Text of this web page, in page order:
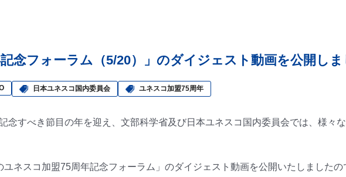
念フォーラム（5/20）」のダイジェスト動画を公開しま
日本ユネスコ国内委員会 ユネスコ加盟75周年
念すべき節目の年を迎え、文部科学省及び日本ユネスコ国内委員会では、様々
ネスコ加盟75周年記念フォーラム」のダイジェスト動画を公開いたしましたの